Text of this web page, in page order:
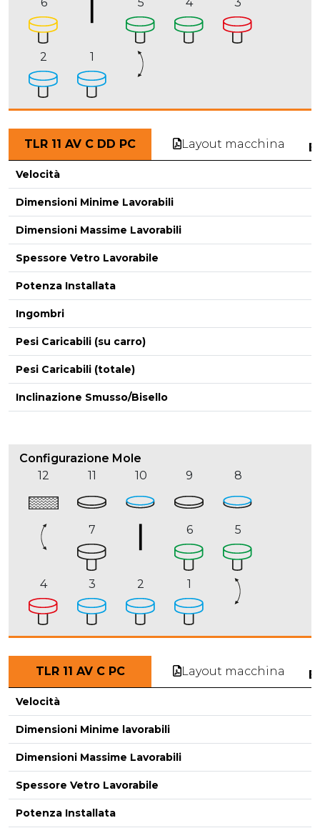
2 1
TLR 11 AV C DD PC Layout macchina
Velocità
Dimensioni Minime Lavorabili
Dimensioni Massime Lavorabili
Spessore Vetro Lavorabile
Potenza Installata
Ingombri
Pesi Caricabili (su carro)
Pesi Caricabili (totale)
Inclinazione Smusso/Bisello
Configurazione Mole
12
11 10 9 8
7 6 5
4 3 2 1
TLR 11 AV C PC Layout macchina
Velocità
Dimensioni Minime lavorabili
Dimensioni Massime Lavorabili
Spessore Vetro Lavorabile
Potenza Installata